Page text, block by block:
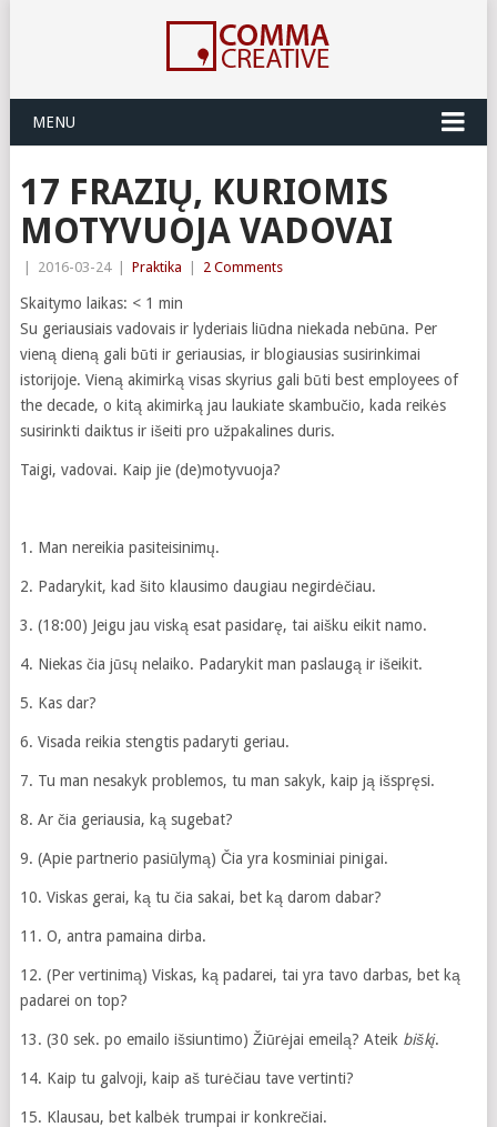
MENU
17 FRAZIŲ, KURIOMIS
MOTYVUOJA VADOVAI
2016-03-24 Praktika 2 Comments
Skaitymo laikas: < 1 min
Su geriausiais vadovais ir lyderiais liūdna niekada nebūna. Per
vieną dieną gali būti ir geriausias, ir blogiausias susirinkimai
istorijoje. Vieną akimirką visas skyrius gali būti best employees of
the decade, o kitą akimirką jau laukiate skambučio, kada reikės
susirinkti daiktus ir išeiti pro užpakalines duris.
Taigi, vadovai. Kaip jie (de)motyvuoja?
1. Man nereikia pasiteisinimų.
2. Padarykit, kad šito klausimo daugiau negirdėčiau.
3. (18:00) Jeigu jau viską esat pasidarę, tai aišku eikit namo.
4. Niekas čia jūsų nelaiko. Padarykit man paslaugą ir išeikit.
5. Kas dar?
6. Visada reikia stengtis padaryti geriau.
7. Tu man nesakyk problemos, tu man sakyk, kaip ją išspręsi.
8. Ar čia geriausia, ką sugebat?
9. (Apie partnerio pasiūlymą) Čia yra kosminiai pinigai.
10. Viskas gerai, ką tu čia sakai, bet ką darom dabar?
11. O, antra pamaina dirba.
12. (Per vertinimą) Viskas, ką padarei, tai yra tavo darbas, bet ką
padarei on top?
13. (30 sek. po emailo išsiuntimo) Žiūrėjai emeilą? Ateik biškį.
14. Kaip tu galvoji, kaip aš turėčiau tave vertinti?
15. Klausau, bet kalbėk trumpai ir konkrečiai.